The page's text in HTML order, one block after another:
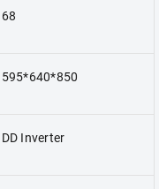
68
595*640*850
DD Inverter